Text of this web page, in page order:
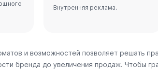
Внутренняя реклама.
и возможностей позволяет решать
бренда до увеличения продаж. Чтобы